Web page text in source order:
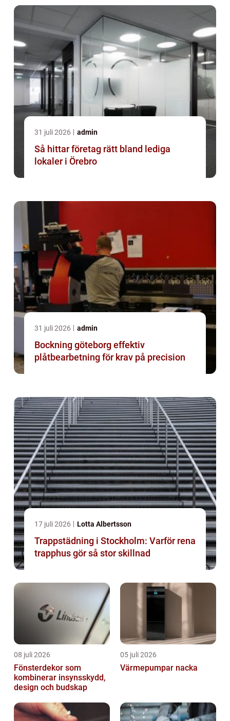
31 juli 2026 admin
Så hittar företag rätt bland lediga
lokaler i Örebro
31 juli 2026 admin
Bockning göteborg effektiv
plåtbearbetning för krav på precision
17 juli 2026 Lotta Albertsson
Trappstädning i Stockholm: Varför rena
trapphus gör så stor skillnad
08 juli 2026
Fönsterdekor som
kombinerar insynsskydd,
design och budskap
05 juli 2026
Värmepumpar nacka